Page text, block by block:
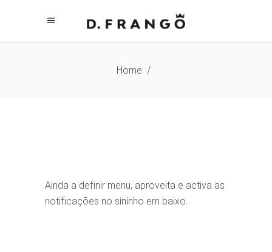
Home /
Ainda a definir menu, aproveita e activa as
notificações no sininho em baixo.